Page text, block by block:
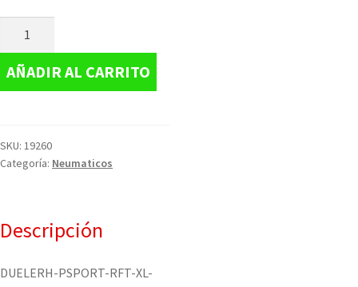
AÑADIR AL CARRITO
SKU: 19260
Categoría: Neumaticos
Descripción
DUELERH-PSPORT-RFT-XL-